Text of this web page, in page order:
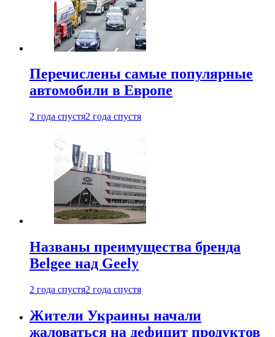
Перечислены самые популярные
автомобили в Европе
2 года спустя2 года спустя
Названы преимущества бренда
Belgee над Geely
2 года спустя2 года спустя
Жители Украины начали
жаловаться на дефицит продуктов